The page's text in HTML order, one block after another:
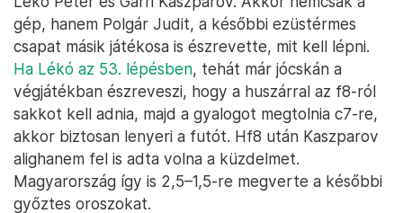
gép, hanem Polgár Judit, a későbbi ezüstérmes
csapat másik játékosa is észrevette, mit kell lépni.
Ha Lékó az 53. lépésben, tehát már jócskán a
végjátékban észreveszi, hogy a huszárral az f8-ról
sakkot kell adnia, majd a gyalogot megtolnia c7-re,
akkor biztosan lenyeri a futót. Hf8 után Kaszparov
alighanem fel is adta volna a küzdelmet.
Magyarország így is 2,5–1,5-re megverte a későbbi
győztes oroszokat.